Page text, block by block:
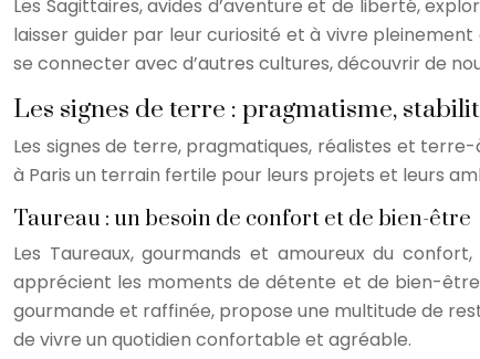
Les Sagittaires, avides d’aventure et de liberté,
laisser guider par leur curiosité et à vivre
se connecter avec d’autres cultures, découvrir de
Les signes de terre : pragmatisme,
Les signes de terre, pragmatiques, réalistes et
à Paris un terrain fertile pour leurs projets et leurs
Taureau : un besoin de confort et de bien-être
Les Taureaux, gourmands et amoureux du
apprécient les moments de détente et de bien-
gourmande et raffinée, propose une multitude de
de vivre un quotidien confortable et agréable.